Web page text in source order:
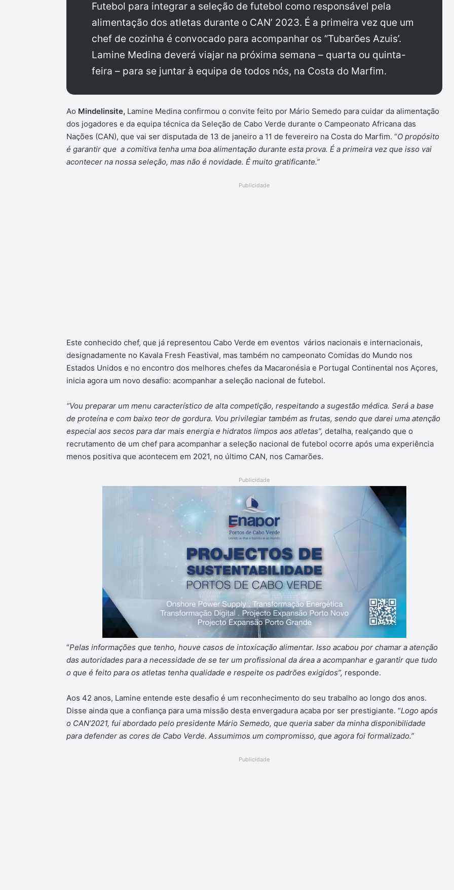
Futebol para integrar a seleção de futebol como responsável pela
alimentação dos atletas durante o CAN’ 2023. É a primeira vez que um
chef de cozinha é convocado para acompanhar os “Tubarões Azuis’.
Lamine Medina deverá viajar na próxima semana – quarta ou quinta-
feira – para se juntar à equipa de todos nós, na Costa do Marfim.
Ao Mindelinsite, Lamine Medina confirmou o convite feito por Mário Semedo para cuidar da alimentação
dos jogadores e da equipa técnica da Seleção de Cabo Verde durante o Campeonato Africana das
Nações (CAN), que vai ser disputada de 13 de janeiro a 11 de fevereiro na Costa do Marfim. “O propósito
é garantir que a comitiva tenha uma boa alimentação durante esta prova. É a primeira vez que isso vai
acontecer na nossa seleção, mas não é novidade. É muito gratificante.”
Publicidade
Este conhecido chef, que já representou Cabo Verde em eventos vários nacionais e internacionais,
designadamente no Kavala Fresh Feastival, mas também no campeonato Comidas do Mundo nos
Estados Unidos e no encontro dos melhores chefes da Macaronésia e Portugal Continental nos Açores,
inicia agora um novo desafio: acompanhar a seleção nacional de futebol.
“Vou preparar um menu característico de alta competição, respeitando a sugestão médica. Será a base
de proteína e com baixo teor de gordura. Vou privilegiar também as frutas, sendo que darei uma atenção
especial aos secos para dar mais energia e hidratos limpos aos atletas”, detalha, realçando que o
recrutamento de um chef para acompanhar a seleção nacional de futebol ocorre após uma experiência
menos positiva que acontecem em 2021, no último CAN, nos Camarões.
Publicidade
“Pelas informações que tenho, houve casos de intoxicação alimentar. Isso acabou por chamar a atenção
das autoridades para a necessidade de se ter um profissional da área a acompanhar e garantir que tudo
o que é feito para os atletas tenha qualidade e respeite os padrões exigidos”, responde.
Aos 42 anos, Lamine entende este desafio é um reconhecimento do seu trabalho ao longo dos anos.
Disse ainda que a confiança para uma missão desta envergadura acaba por ser prestigiante. “Logo após
o CAN’2021, fui abordado pelo presidente Mário Semedo, que queria saber da minha disponibilidade
para defender as cores de Cabo Verde. Assumimos um compromisso, que agora foi formalizado.”
Publicidade